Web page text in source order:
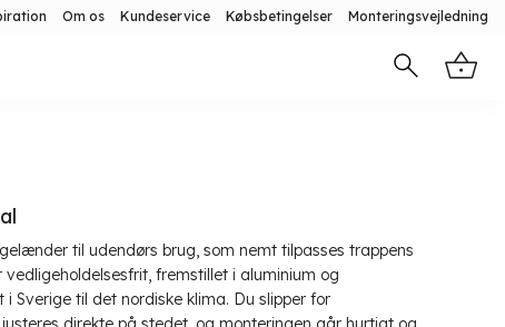
Om os Kundeservice Købsbetingelser Monteringsvejledning
til udendørs brug, som nemt tilpasses trappens
fremstillet i aluminium og
Sverige til det nordiske klima. Du slipper for